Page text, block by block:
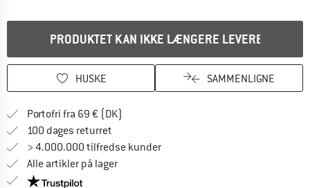
PRODUKTET KAN IKKE LÆNGERE LEVERES
HUSKE SAMMENLIGNE
Portofri fra 69 € (DK)
100 dages returret
> 4.000.000 tilfredse kunder
Alle artikler på lager
Vi er Trustpilot-certificeret - oplysningerne får du